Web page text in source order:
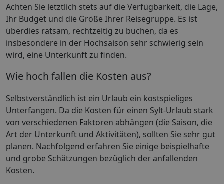
Achten Sie letztlich stets auf die Verfügbarkeit, die Lage,
Ihr Budget und die Größe Ihrer Reisegruppe. Es ist
überdies ratsam, rechtzeitig zu buchen, da es
insbesondere in der Hochsaison sehr schwierig sein
wird, eine Unterkunft zu finden.
Wie hoch fallen die Kosten aus?
Selbstverständlich ist ein Urlaub ein kostspieliges
Unterfangen. Da die Kosten für einen Sylt-Urlaub stark
von verschiedenen Faktoren abhängen (die Saison, die
Art der Unterkunft und Aktivitäten), sollten Sie sehr gut
planen. Nachfolgend erfahren Sie einige beispielhafte
und grobe Schätzungen bezüglich der anfallenden
Kosten.